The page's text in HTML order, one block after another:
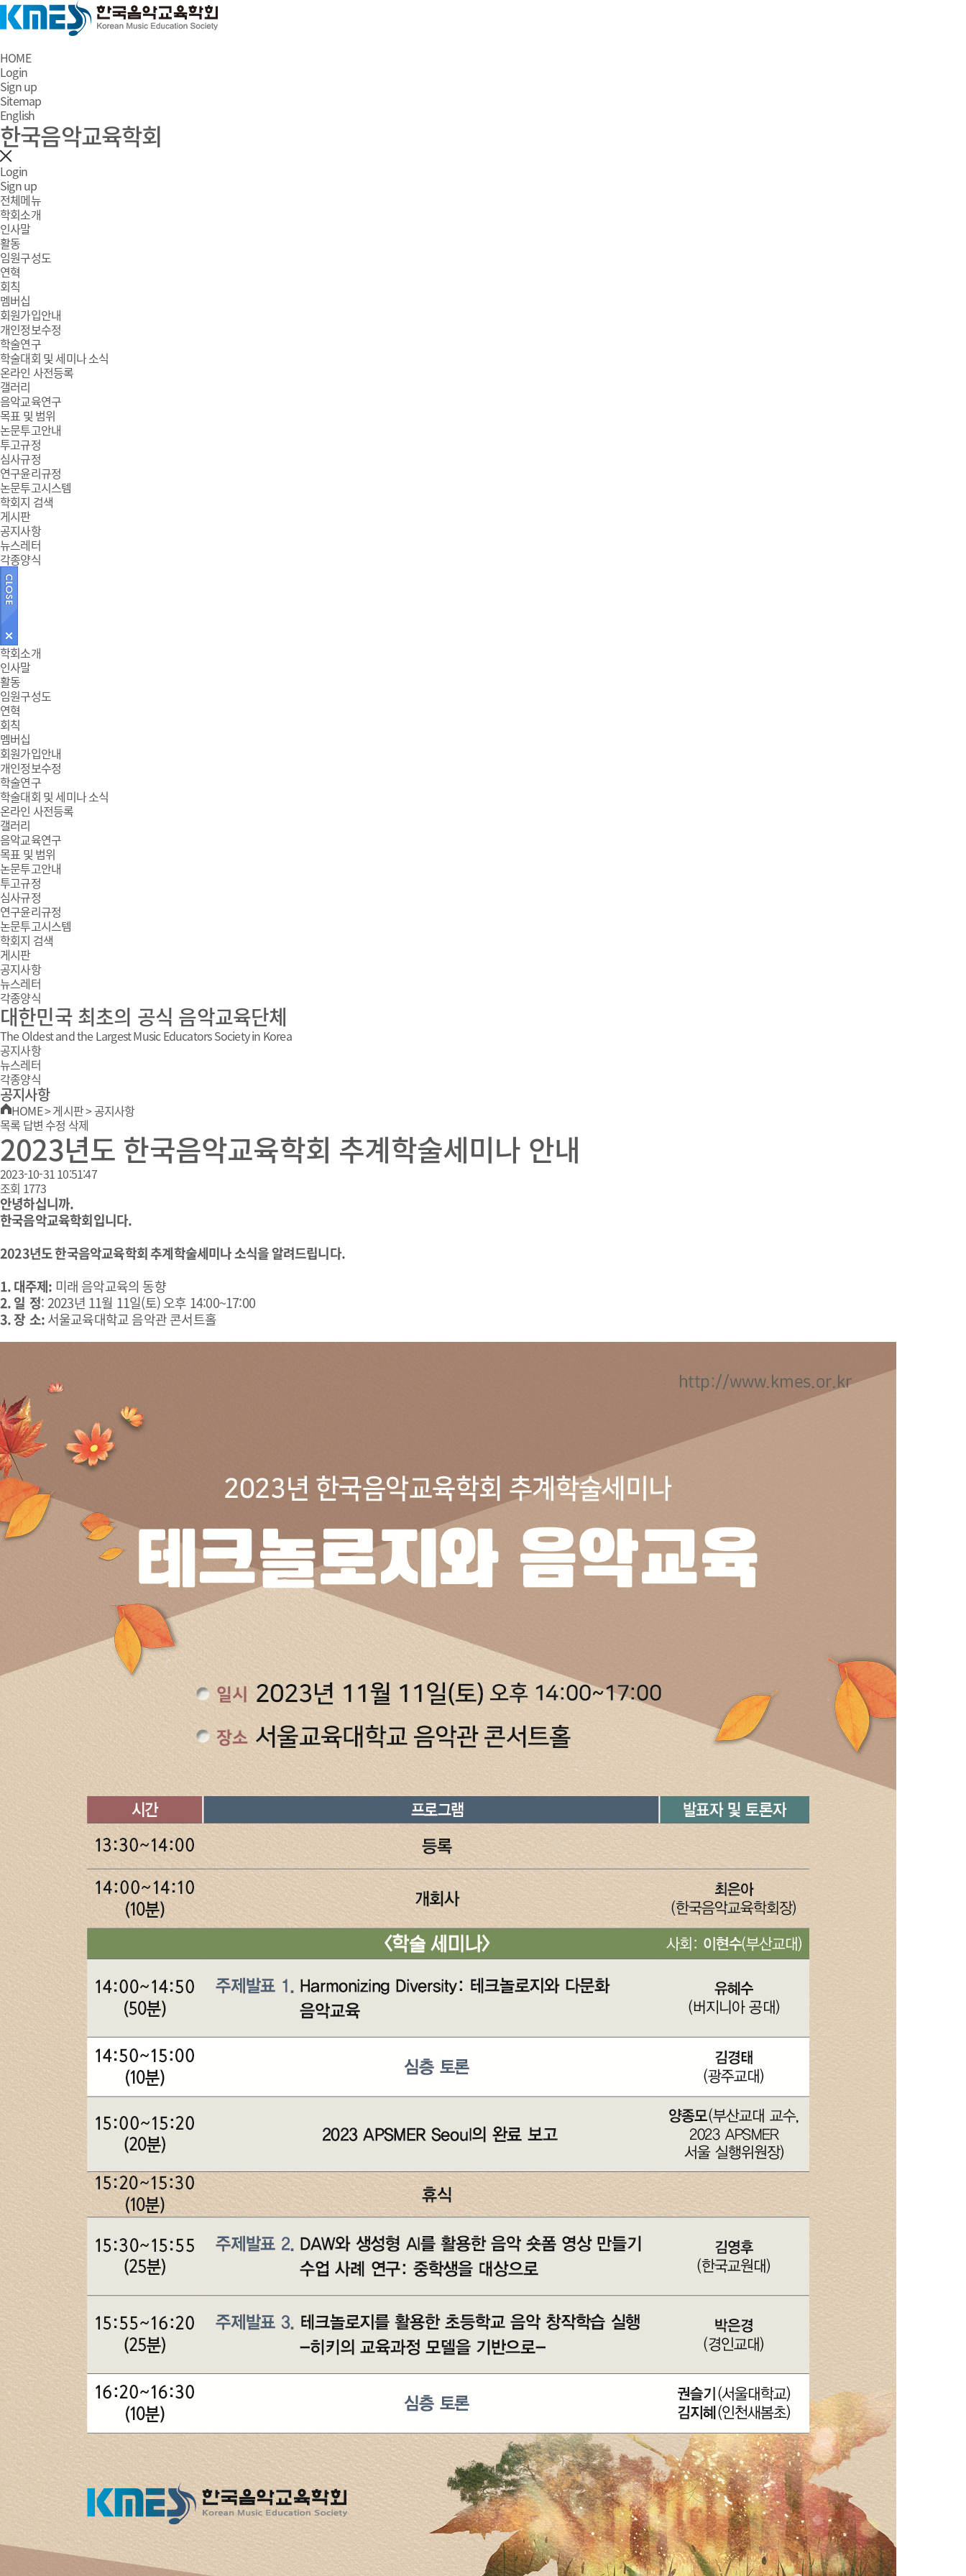
HOME
Login
Sign up
Sitemap
English
한국음악교육학회
Login
Sign up
전체메뉴
학회소개
인사말
활동
임원구성도
연혁
회칙
멤버십
회원가입안내
개인정보수정
학술연구
학술대회 및 세미나 소식
온라인 사전등록
갤러리
음악교육연구
목표 및 범위
논문투고안내
투고규정
심사규정
연구윤리규정
논문투고시스템
학회지 검색
게시판
공지사항
뉴스레터
각종양식
주
메
뉴
학회소개
인사말
활동
임원구성도
연혁
회칙
멤버십
회원가입안내
개인정보수정
학술연구
학술대회 및 세미나 소식
온라인 사전등록
갤러리
음악교육연구
목표 및 범위
논문투고안내
투고규정
심사규정
연구윤리규정
논문투고시스템
학회지 검색
게시판
공지사항
뉴스레터
각종양식
대한민국 최초의 공식 음악교육단체
The Oldest and the Largest Music Educators Society in Korea
공지사항
뉴스레터
각종양식
공지사항
HOME>게시판>공지사항
목록 답변 수정 삭제
2023년도 한국음악교육학회 추계학술세미나 안내
2023-10-31 10:51:47
조회 1773
안녕하십니까.
한국음악교육학회입니다.
2023년도 한국음악교육학회 추계학술세미나 소식을 알려드립니다.
1. 대주제: 미래 음악교육의 동향
2. 일 정: 2023년 11월 11일(토) 오후 14:00~17:00
3. 장 소:서울교육대학교 음악관 콘서트홀